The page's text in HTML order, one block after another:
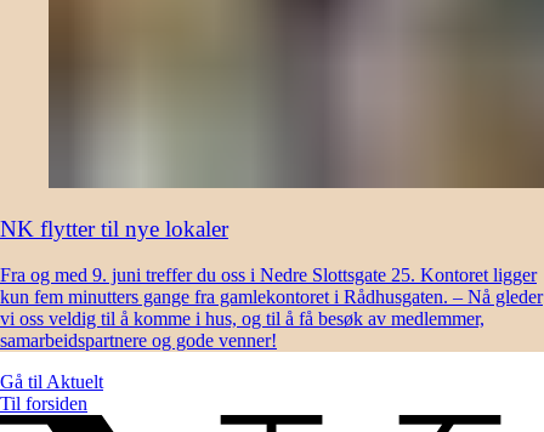
NK flytter til nye lokaler
Fra og med 9. juni treffer du oss i Nedre Slottsgate 25. Kontoret ligger
kun fem minutters gange fra gamlekontoret i Rådhusgaten. – Nå gleder
vi oss veldig til å komme i hus, og til å få besøk av medlemmer,
samarbeidspartnere og gode venner!
Gå tilAktuelt
Til forsiden